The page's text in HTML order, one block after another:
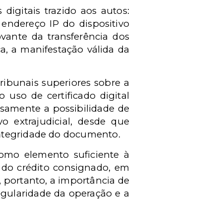
trazido aos autos:
IP do dispositivo
da transferência dos
a manifestação válida da
superiores sobre a
uso de certificado digital
a possibilidade de
extrajudicial, desde que
do documento.
elemento suficiente à
crédito consignado, em
portanto, a importância de
da operação e a